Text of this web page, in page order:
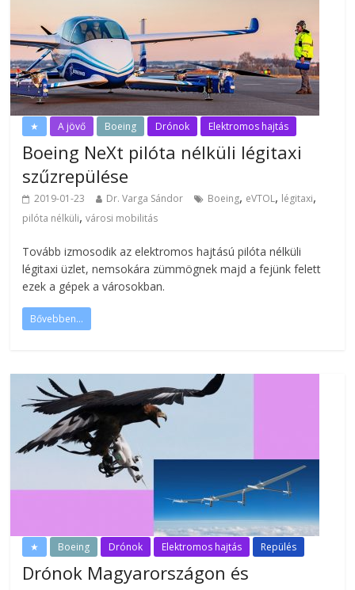
★ A jövő Boeing Drónok Elektromos hajtás
Boeing NeXt pilóta nélküli légitaxi
szűzrepülése
2019-01-23 Dr. Varga Sándor Boeing, eVTOL, légitaxi,
pilóta nélküli,városi mobilitás
Tovább izmosodik az elektromos hajtású pilóta nélküli
légitaxi üzlet, nemsokára zümmögnek majd a fejünk felett
ezek a gépek a városokban.
Bővebben...
★ Boeing Drónok Elektromos hajtás Repülés
Drónok Magyarországon és